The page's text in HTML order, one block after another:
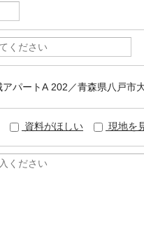
アパートA 202／青森県八戸
資料がほしい 現地を